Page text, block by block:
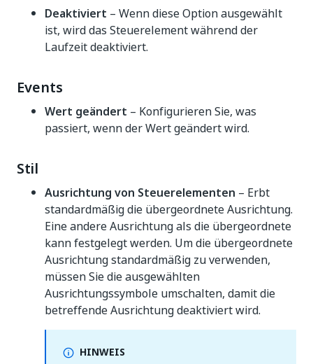
Deaktiviert – Wenn diese Option ausgewählt
ist, wird das Steuerelement während der
Laufzeit deaktiviert.
Events
Wert geändert – Konfigurieren Sie, was
passiert, wenn der Wert geändert wird.
Stil
Ausrichtung von Steuerelementen – Erbt
standardmäßig die übergeordnete Ausrichtung.
Eine andere Ausrichtung als die übergeordnete
kann festgelegt werden. Um die übergeordnete
Ausrichtung standardmäßig zu verwenden,
müssen Sie die ausgewählten
Ausrichtungssymbole umschalten, damit die
betreffende Ausrichtung deaktiviert wird.
HINWEIS